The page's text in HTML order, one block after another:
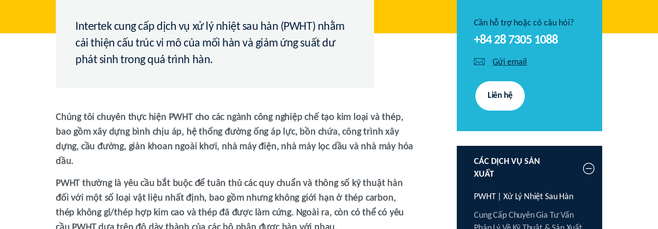
Intertek cung cấp dịch vụ xử lý nhiệt sau hàn (PWHT) nhằm
cải thiện cấu trúc vi mô của mối hàn và giảm ứng suất dư
phát sinh trong quá trình hàn.
Chúng tôi chuyên thực hiện PWHT cho các ngành công nghiệp chế tạo kim loại và thép,
bao gồm xây dựng bình chịu áp, hệ thống đường ống áp lực, bồn chứa, công trình xây
dựng, cầu đường, giàn khoan ngoài khơi, nhà máy điện, nhà máy lọc dầu và nhà máy hóa
dầu.
PWHT thường là yêu cầu bắt buộc để tuân thủ các quy chuẩn và thông số kỹ thuật hàn
đối với một số loại vật liệu nhất định, bao gồm nhưng không giới hạn ở thép carbon,
thép không gỉ/thép hợp kim cao và thép đã được làm cứng. Ngoài ra, còn có thể có yêu
Cần hỗ trợ hoặc có câu hỏi?
+84 28 7305 1088
Gửi email
Liên hệ
CÁC DỊCH VỤ SẢN
XUẤT
PWHT | Xử Lý Nhiệt Sau Hàn
Cung Cấp Chuyên Gia Tư Vấn